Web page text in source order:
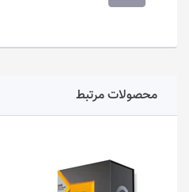
محصولات مرتبط